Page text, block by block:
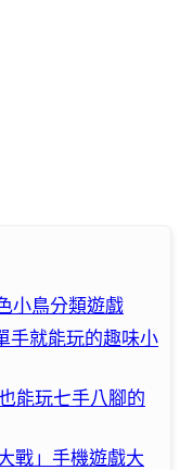
小鳥分類遊戲
手就能玩的趣味小
能玩七手八腳的
戰」手機遊戲大